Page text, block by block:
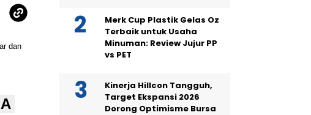
A
Merk Cup Plastik Gelas Oz
Terbaik untuk Usaha
Minuman: Review Jujur PP
vs PET
Kinerja Hillcon Tangguh,
Target Ekspansi 2026
Dorong Optimisme Bursa